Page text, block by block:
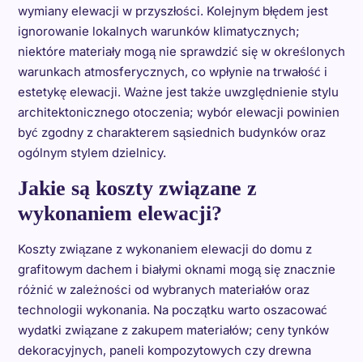
wymiany elewacji w przyszłości. Kolejnym błędem jest
ignorowanie lokalnych warunków klimatycznych;
niektóre materiały mogą nie sprawdzić się w określonych
warunkach atmosferycznych, co wpłynie na trwałość i
estetykę elewacji. Ważne jest także uwzględnienie stylu
architektonicznego otoczenia; wybór elewacji powinien
być zgodny z charakterem sąsiednich budynków oraz
ogólnym stylem dzielnicy.
Jakie są koszty związane z
wykonaniem elewacji?
Koszty związane z wykonaniem elewacji do domu z
grafitowym dachem i białymi oknami mogą się znacznie
różnić w zależności od wybranych materiałów oraz
technologii wykonania. Na początku warto oszacować
wydatki związane z zakupem materiałów; ceny tynków
dekoracyjnych, paneli kompozytowych czy drewna